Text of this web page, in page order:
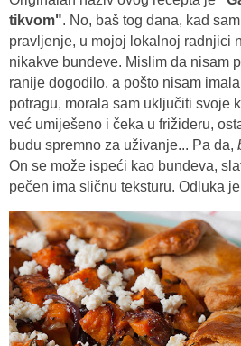
tikvom". No, baš tog dana, kad
pravljenje, u mojoj lokalnoj radnjici
nikakve bundeve. Mislim da nisam
ranije dogodilo, a pošto nisam
potragu, morala sam uključiti svoje
već umiješeno i čeka u frižideru,
budu spremno za uživanje... Pa da,
On se može ispeći kao bundeva,
pečen ima sličnu teksturu. Odluka